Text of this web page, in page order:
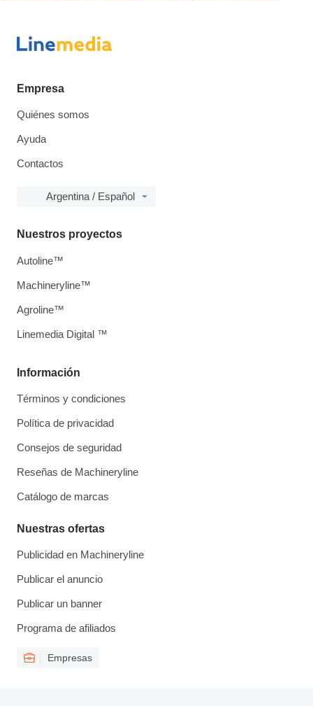
Empresa
Quiénes somos
Ayuda
Contactos
Argentina / Español
Información
Términos y condiciones
Política de privacidad
Consejos de seguridad
Reseñas de Machineryline
Catálogo de marcas
Nuestras ofertas
Publicidad en Machineryline
Publicar el anuncio
Publicar un banner
Programa de afiliados
Empresas
Nuestros proyectos
Autoline™
Machineryline™
Agroline™
Linemedia Digital ™